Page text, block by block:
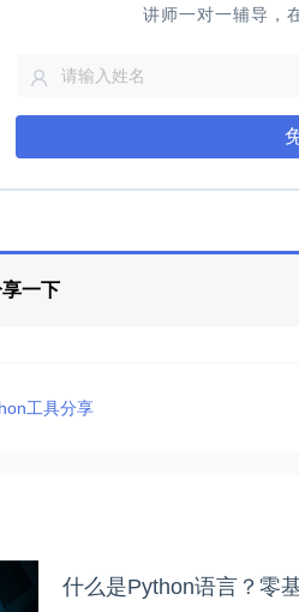
讲师一对一辅导，
一下
工具分享
什么是Python语言？零